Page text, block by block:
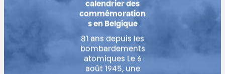
calendrier des
commémoration
s en Belgique
81 ans depuis les
bombardements
atomiques Le 6
août 1945, une